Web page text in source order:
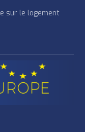
sur le logement